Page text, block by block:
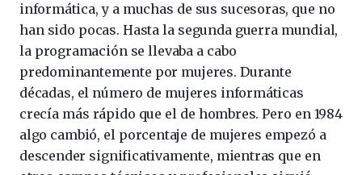
informática, y a muchas de sus sucesoras, que no
han sido pocas. Hasta la segunda guerra mundial,
la programación se llevaba a cabo
predominantemente por mujeres. Durante
décadas, el número de mujeres informáticas
crecía más rápido que el de hombres. Pero en 1984
algo cambió, el porcentaje de mujeres empezó a
descender significativamente, mientras que en